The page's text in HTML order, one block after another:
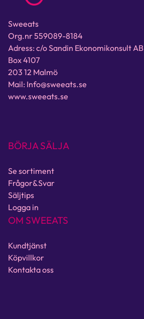
Sweeats
Org.nr 559089-8184
Adress: c/o Sandin Ekonomikonsult AB
Box 4107
203 12 Malmö
Mail: Info@sweeats.se
www.sweeats.se
BÖRJA SÄLJA
Se sortiment
Frågor&Svar
Säljtips
Logga in
OM SWEEATS
Kundtjänst
Köpvillkor
Kontakta oss